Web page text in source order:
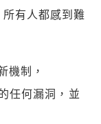
有人都感到難
機制，
任何漏洞，並